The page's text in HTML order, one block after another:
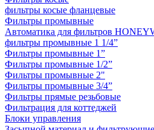
фильтры косые фланцевые
Фильтры промывные
Автоматика для фильтров
фильтры промывные 1 1/4”
Фильтры промывные 1”
Фильтры промывные 1/2”
Фильтры промывные 2"
Фильтры промывные 3/4”
Фильтры прямые резьбовые
Фильтрация для коттеджей
Блоки управления